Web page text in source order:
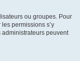
ou groupes. Pour
permissions s’y
peuvent